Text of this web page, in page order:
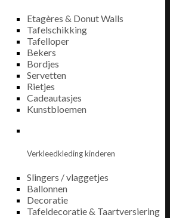
Etagères & Donut Walls
Tafelschikking
Tafelloper
Bekers
Bordjes
Servetten
Rietjes
Cadeautasjes
Kunstbloemen
Verkleedkleding kinderen
Slingers / vlaggetjes
Ballonnen
Decoratie
Tafeldecoratie & Taartversiering